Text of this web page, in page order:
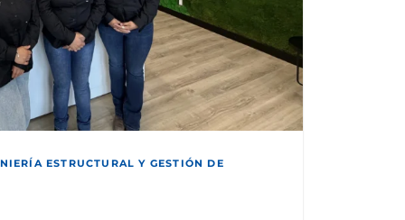
ESTRUCTURAL Y GESTIÓN DE